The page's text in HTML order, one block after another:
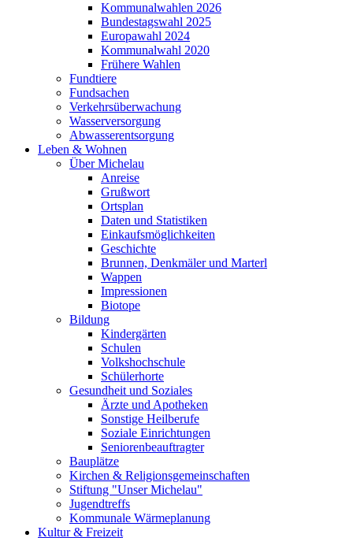
Kommunalwahlen 2026
Bundestagswahl 2025
Europawahl 2024
Kommunalwahl 2020
Frühere Wahlen
Fundtiere
Fundsachen
Verkehrsüberwachung
Wasserversorgung
Abwasserentsorgung
Leben & Wohnen
Über Michelau
Anreise
Grußwort
Ortsplan
Daten und Statistiken
Einkaufsmöglichkeiten
Geschichte
Brunnen, Denkmäler und Marterl
Wappen
Impressionen
Biotope
Bildung
Kindergärten
Schulen
Volkshochschule
Schülerhorte
Gesundheit und Soziales
Ärzte und Apotheken
Sonstige Heilberufe
Soziale Einrichtungen
Seniorenbeauftragter
Bauplätze
Kirchen & Religionsgemeinschaften
Stiftung "Unser Michelau"
Jugendtreffs
Kommunale Wärmeplanung
Kultur & Freizeit